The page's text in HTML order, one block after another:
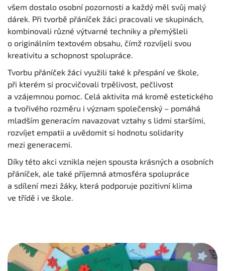
všem dostalo osobní pozornosti a každý měl svůj malý
dárek. Při tvorbě přáníček žáci pracovali ve skupinách,
kombinovali různé výtvarné techniky a přemýšleli
o originálním textovém obsahu, čímž rozvíjeli svou
kreativitu a schopnost spolupráce.
Tvorbu přáníček žáci využili také k přespání ve škole,
při kterém si procvičovali trpělivost, pečlivost
a vzájemnou pomoc. Celá aktivita má kromě estetického
a tvořivého rozměru i význam společenský – pomáhá
mladším generacím navazovat vztahy s lidmi staršími,
rozvíjet empatii a uvědomit si hodnotu solidarity
mezi generacemi.
Díky této akci vznikla nejen spousta krásných a osobních
přáníček, ale také příjemná atmosféra spolupráce
a sdílení mezi žáky, která podporuje pozitivní klima
ve třídě i ve škole.